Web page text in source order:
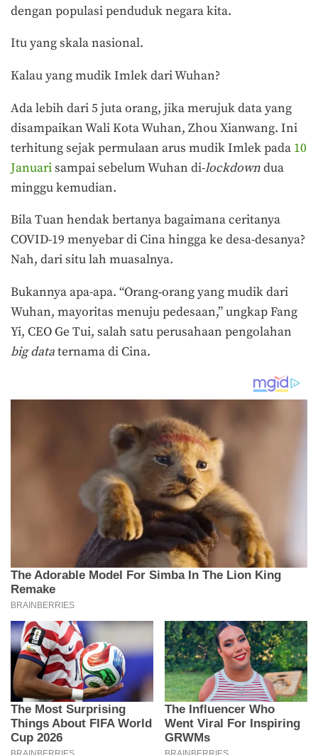
dengan populasi penduduk negara kita.
Itu yang skala nasional.
Kalau yang mudik Imlek dari Wuhan?
Ada lebih dari 5 juta orang, jika merujuk data yang
disampaikan Wali Kota Wuhan, Zhou Xianwang. Ini
terhitung sejak permulaan arus mudik Imlek pada 10
Januarisampai sebelum Wuhan di-lockdowndua
minggu kemudian.
Bila Tuan hendak bertanya bagaimana ceritanya
COVID-19 menyebar di Cina hingga ke desa-desanya?
Nah, dari situ lah muasalnya.
Bukannya apa-apa. “Orang-orang yang mudik dari
Wuhan, mayoritas menuju pedesaan,” ungkap Fang
Yi, CEO Ge Tui, salah satu perusahaan pengolahan
big dataternama di Cina.